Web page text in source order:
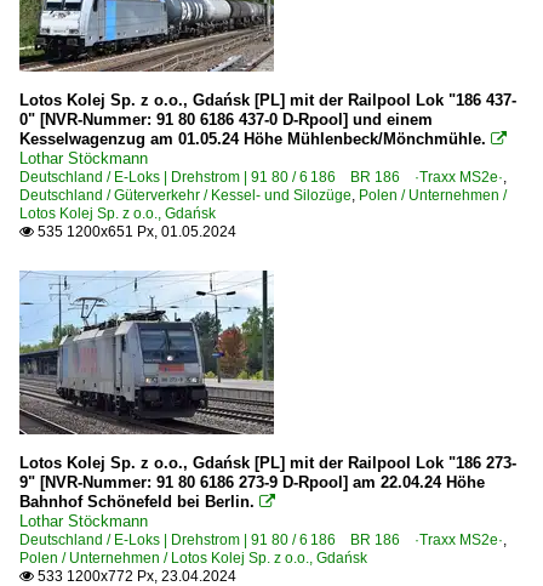
Lotos Kolej Sp. z o.o., Gdańsk [PL] mit der Railpool Lok "186 437-
0" [NVR-Nummer: 91 80 6186 437-0 D-Rpool] und einem
Kesselwagenzug am 01.05.24 Höhe Mühlenbeck/Mönchmühle. 
Lothar Stöckmann
Deutschland / E-Loks | Drehstrom | 91 80 / 6 186 BR 186 ·Traxx MS2e·,
Deutschland / Güterverkehr / Kessel- und Silozüge, Polen / Unternehmen /
Lotos Kolej Sp. z o.o., Gdańsk
 535 1200x651 Px, 01.05.2024
Lotos Kolej Sp. z o.o., Gdańsk [PL] mit der Railpool Lok "186 273-
9" [NVR-Nummer: 91 80 6186 273-9 D-Rpool] am 22.04.24 Höhe
Bahnhof Schönefeld bei Berlin. 
Lothar Stöckmann
Deutschland / E-Loks | Drehstrom | 91 80 / 6 186 BR 186 ·Traxx MS2e·,
Polen / Unternehmen / Lotos Kolej Sp. z o.o., Gdańsk
 533 1200x772 Px, 23.04.2024